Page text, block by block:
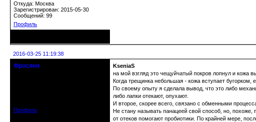
Откуда: Москва
Зарегистрирован: 2015-05-30
Сообщений: 99
Профиль
2016-03-25 11:19:38
Фросяня
Профиль
KseniaS
на мой взгляд это чещуйчатый покров лопнул и кожа
Когда трещинка небольшая - кожа вступает бугорком,
По своему опыту я сделала вывод, что это либо
либо лапки отекают, опухают.
И второе, скорее всего, связано с обменными
Не стану называть панацеей свой способ, но, похоже,
от отеков помогают пробиотики. По крайней мере,